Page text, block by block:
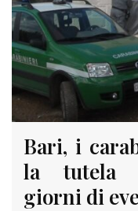
Bari, i
la tutela
giorni di